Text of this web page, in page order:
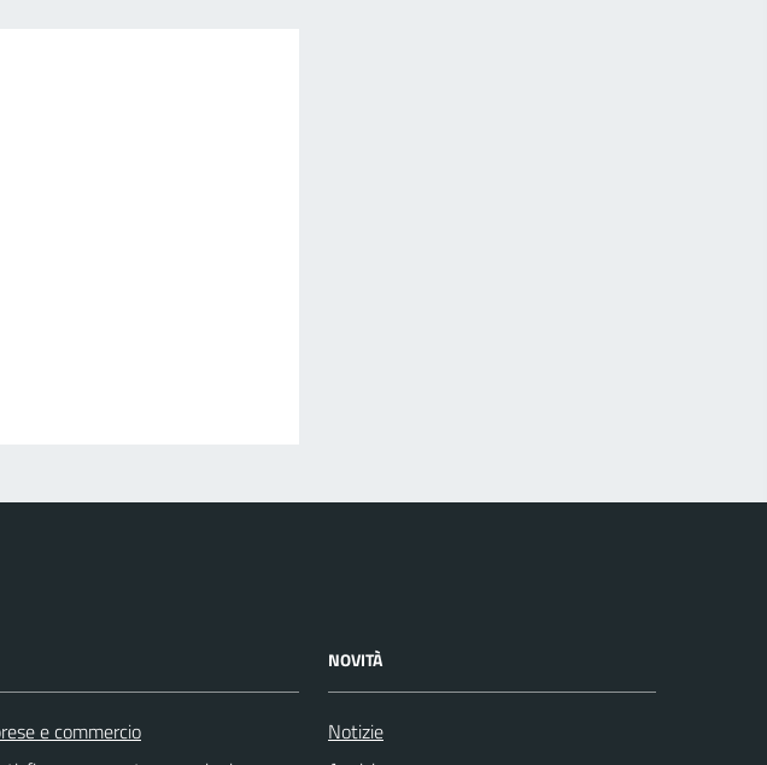
e commercio
NOVITÀ
Notizie